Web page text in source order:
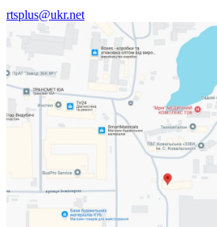
rtsplus@ukr.net